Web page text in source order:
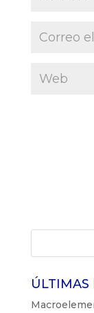
ÚLTIMAS